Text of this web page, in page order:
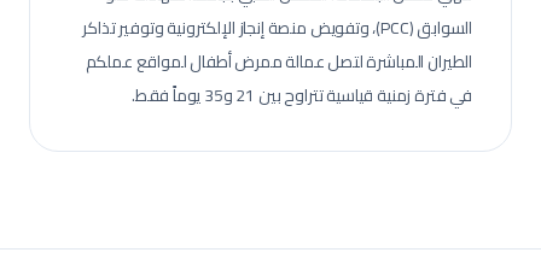
السوابق (PCC)، وتفويض منصة إنجاز الإلكترونية وتوفير تذاكر
الطيران المباشرة لتصل عمالةممرض أطفاللمواقع عملكم
في فترة زمنية قياسية تتراوح بين 21 و35 يوماً فقط.